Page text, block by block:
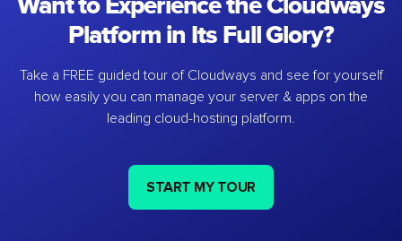
Platform in Its Full Glory?
Take a FREE guided tour of Cloudways and see for yourself
how easily you can manage your server & apps on the
leading cloud-hosting platform.
START MY TOUR